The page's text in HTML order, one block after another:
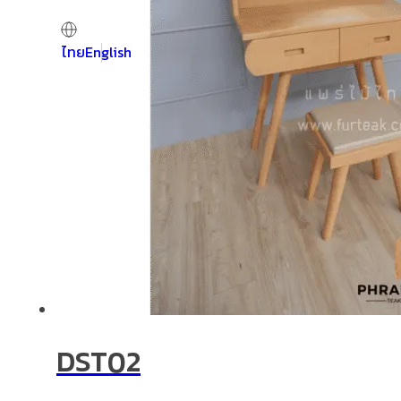
English
ไทย
DST02